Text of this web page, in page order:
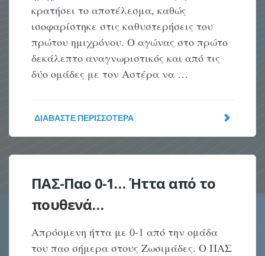
κρατήσει το αποτέλεσμα, καθώς
ισοφαρίστηκε στις καθυστερήσεις του
πρώτου ημιχρόνου. Ο αγώνας στο πρώτο
δεκάλεπτο αναγνωριστικός και από τις
δύο ομάδες με τον Αστέρα να …
ΔΙΑΒΆΣΤΕ ΠΕΡΙΣΣΌΤΕΡΑ
ΠΑΣ-Παο 0-1… Ήττα από το
πουθενά…
Απρόσμενη ήττα με 0-1 από την ομάδα
του παο σήμερα στους Ζωσιμάδες. Ο ΠΑΣ